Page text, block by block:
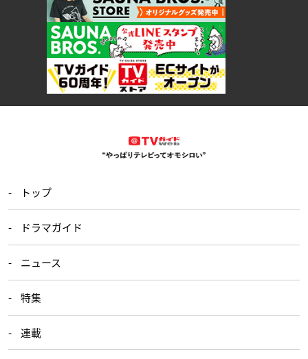
トップ
ドラマガイド
ニュース
特集
連載